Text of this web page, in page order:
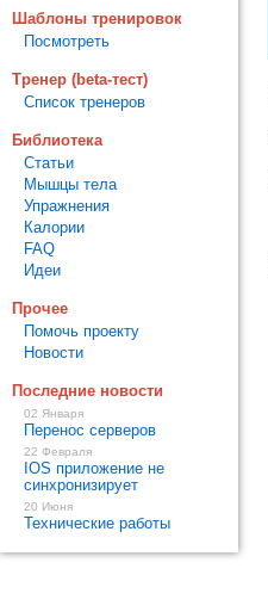
Шаблоны тренировок
Посмотреть
Тренер (beta-тест)
Список тренеров
Библиотека
Статьи
Мышцы тела
Упражнения
Калории
FAQ
Идеи
Прочее
Помочь проекту
Новости
Последние новости
02 Января
Перенос серверов
22 Февраля
IOS приложение не
синхронизирует
20 Июня
Технические работы